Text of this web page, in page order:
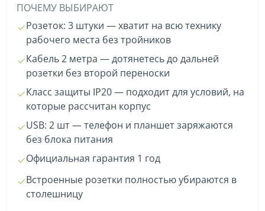
ПОЧЕМУ ВЫБИРАЮТ
Розеток: 3 штуки — хватит на всю технику
рабочего места без тройников
Кабель 2 метра — дотянетесь до дальней
розетки без второй переноски
Класс защиты IP20 — подходит для условий, на
которые рассчитан корпус
USB: 2 шт — телефон и планшет заряжаются
без блока питания
Официальная гарантия 1 год
Встроенные розетки полностью убираются в
столешницу